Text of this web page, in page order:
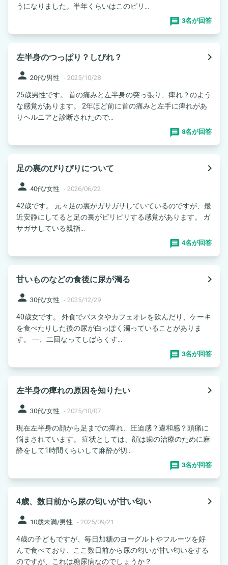
うになりました。半年くらいはこのピリ...
3名が回答
左半身のつっぱり？しびれ？
navigate_next
person 20代/男性 - 2025/10/28
25歳男性です。 首の痛みと左半身の突っ張り、痺れ？のよう
な感覚があります。 2年ほど前に首の痛みと左手に痺れがあ
りヘルニアと診断されたので...
8名が回答
足の裏のぴりぴりについて
navigate_next
person 40代/女性 - 2026/06/22
42歳です。 元々足の裏がガサガサしていているのですが、最
近安静にしてると足の裏がピリピリする感覚があります。 ガ
サガサしている親指...
4名が回答
甘いものなどの食後に尿が濁る
navigate_next
person 30代/女性 - 2025/12/29
40歳女です。 外食でパスタやカフェオレを飲んだり、ケーキ
を食べたりした後の尿が白っぽく濁っていることがありま
す。 一、二回なってしばらくす...
3名が回答
左半身の痺れの原因を知りたい
navigate_next
person 30代/女性 - 2025/10/07
現在左半身の顔から足までの痺れ、圧迫感？違和感？頭痛に
悩まされています。 症状としては、顔は歯の治療のために麻
酔をして1時間くらいして麻酔が切...
3名が回答
4歳、数日前から尿の匂いが甘い匂い
navigate_next
person 10歳未満/男性 - 2025/09/21
4歳の子どもですが、毎日加糖のヨーグルトやフルーツを好
んで食べており、ここ数日前から尿の匂いが甘い匂いをする
のですが、これは糖尿病なのでしょうか？